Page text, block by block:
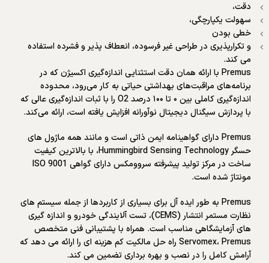
دقت،
سهولت یکپارچگی،
خطی بودن
و تکرارپذیری در طراحی غیر فرسوده، انعطاف پذیر و فشرده استفاده
می کند.
Premus با ارائه همان دقت استثنایی اندازه‌گیری اکسیژن که در
برنامه‌های مراقبت‌های بهداشتی حیاتی به کار می‌رود، محدوده
اندازه‌گیری کاملی بین ۰ تا ۱۰۰ درصد O2 را با ثبات اندازه‌گیری عالی که
با پردازش سیگنال دیجیتال نوآورانه افزایش یافته است، ارائه می‌کند.
Premus دارای گواهینامه ایمن ذاتی است و مانند همه ماژول های
حسگر Hummingbird Sensing Technology، با بالاترین کیفیت
ساخت در مرکز تولید پیشرفته سروومکس دارای گواهی ISO 9001
مونتاژ شده است.
Premus به طور ایده آل برای بسیاری از کاربردها از جمله سیستم های
نظارت مستمر انتشار (CEMS)، تست آلایندگی خودرو و اندازه گیری
های آزمایشگاهی مناسب است. همراه با پشتیبانی فنی متخصص
Servomex، Premus راه حل مالکیت کم هزینه ای را ارائه می دهد که
آرامش کامل را در نصب و بهره برداری تضمین می کند.